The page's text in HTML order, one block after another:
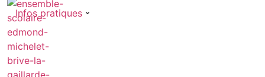
Infos pratiques